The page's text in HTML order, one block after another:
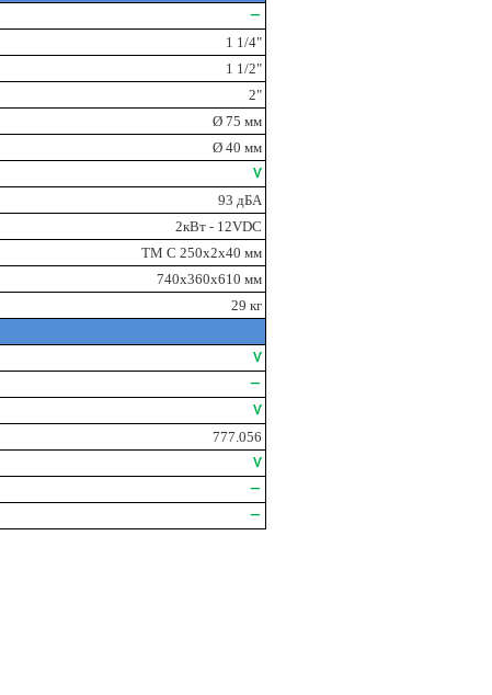
―
1 1/4"
1 1/2"
2"
Ø 75 мм
Ø 40 мм
Ѵ
93 дБА
2кВт - 12VDC
ТМ C 250x2x40 мм
740x360x610 мм
29 кг
Ѵ
―
Ѵ
777.056
Ѵ
―
―